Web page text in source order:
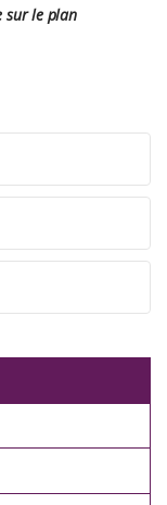
sur le plan